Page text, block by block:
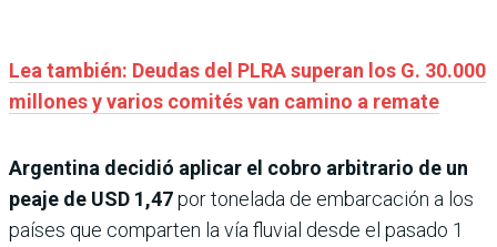
Lea también: Deudas del PLRA superan los G. 30.000
millones y varios comités van camino a remate
Argentina decidió aplicar el cobro arbitrario de un
peaje de USD 1,47por tonelada de embarcación a los
países que comparten la vía fluvial desde el pasado 1